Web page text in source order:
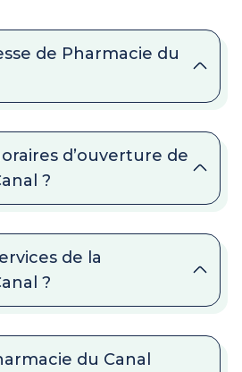
de Pharmacie du
d’ouverture de
?
de la
?
du Canal